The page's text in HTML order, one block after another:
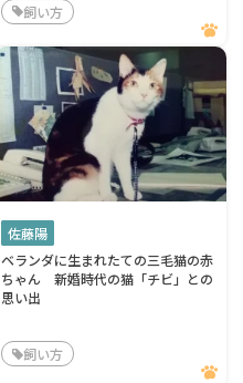
飼い方
佐藤陽
ベランダに生まれたての三毛猫の赤
ちゃん 新婚時代の猫「チビ」との
思い出
飼い方